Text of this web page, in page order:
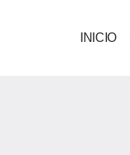
INICIO